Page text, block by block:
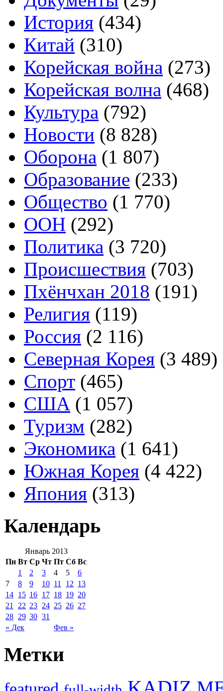
История (434)
Китай (310)
Корейская война (273)
Корейская волна (468)
Культура (792)
Новости (8 828)
Оборона (1 807)
Образование (233)
Общество (1 770)
ООН (292)
Политика (3 720)
Происшествия (703)
Пхёнчхан 2018 (191)
Религия (119)
Россия (2 116)
Северная Корея (3 489)
Спорт (465)
США (1 057)
Туризм (282)
Экономика (1 641)
Южная Корея (4 422)
Япония (313)
Календарь
Январь 2013
Пн Вт Ср Чт Пт Сб Вс
« Дек Фев »
1 2 3 4 5
6
7
8 9 10 11 12 13
14 15 16 17 18 19 20
21
22 23 24 25 26 27
28 29 30 31
Метки